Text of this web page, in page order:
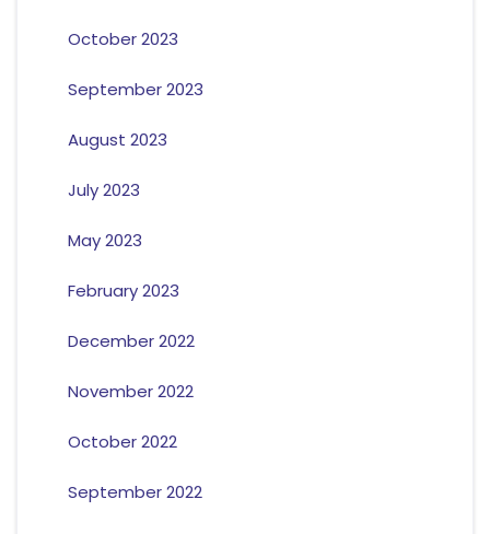
October 2023
September 2023
August 2023
July 2023
May 2023
February 2023
December 2022
November 2022
October 2022
September 2022